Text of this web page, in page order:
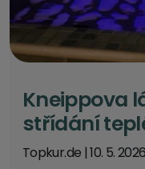
Kneippova
střídání
Topkur.de |10. 5. 2026